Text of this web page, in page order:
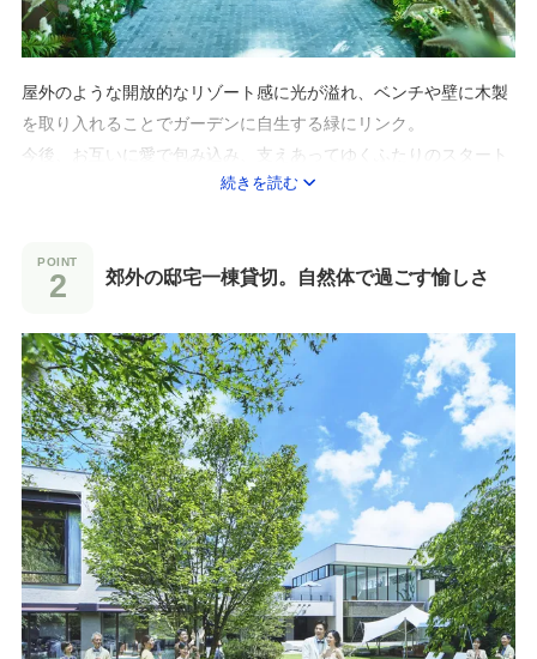
屋外のような開放的なリゾート感に光が溢れ、ベンチや壁に木製
を取り入れることでガーデンに自生する緑にリンク。
今後、お互いに愛で包み込み、支えあってゆくふたりのスタート
の舞台としてふさわしいチェペルです。
続きを読む
郊外の邸宅一棟貸切。自然体で過ごす愉しさ